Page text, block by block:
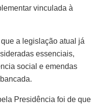
vinculada à
a legislação atual já
essenciais,
social e emendas
Presidência foi de que